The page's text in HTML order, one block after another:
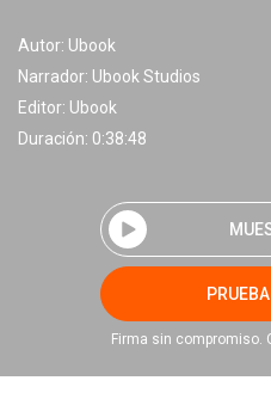
Autor: Ubook
Narrador: Ubook Studios
Editor: Ubook
Duración: 0:38:48
Firma sin compromiso.